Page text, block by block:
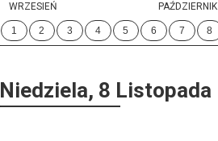
WRZESIEŃ PAŹDZIERNIK
1 2 3 4 5 6 7 8
Niedziela, 8 Listopada